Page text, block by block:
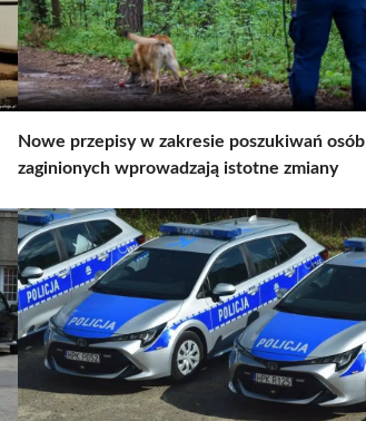
Nowe przepisy w zakresie poszukiwań osób
zaginionych wprowadzają istotne zmiany